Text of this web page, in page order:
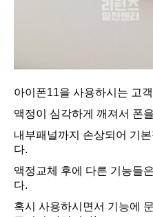
아이폰11을 사용하시는 고
액정이 심각하게 깨져서 폰
내부패널까지 손상되어 기
다.
액정교체 후에 다른 기능들
다.
혹시 사용하시면서 기능에